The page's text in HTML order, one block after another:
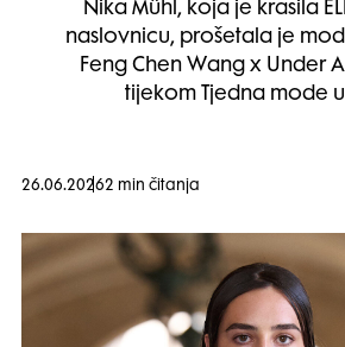
Nika Mühl, koja je krasila
naslovnicu, prošetala je
Feng Chen Wang x Under
tijekom Tjedna mode
26.06.20262 min čitanja